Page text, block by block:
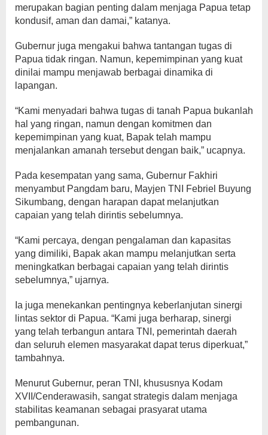
merupakan bagian penting dalam menjaga Papua tetap
kondusif, aman dan damai,” katanya.
Gubernur juga mengakui bahwa tantangan tugas di
Papua tidak ringan. Namun, kepemimpinan yang kuat
dinilai mampu menjawab berbagai dinamika di
lapangan.
“Kami menyadari bahwa tugas di tanah Papua bukanlah
hal yang ringan, namun dengan komitmen dan
kepemimpinan yang kuat, Bapak telah mampu
menjalankan amanah tersebut dengan baik,” ucapnya.
Pada kesempatan yang sama, Gubernur Fakhiri
menyambut Pangdam baru, Mayjen TNI Febriel Buyung
Sikumbang, dengan harapan dapat melanjutkan
capaian yang telah dirintis sebelumnya.
“Kami percaya, dengan pengalaman dan kapasitas
yang dimiliki, Bapak akan mampu melanjutkan serta
meningkatkan berbagai capaian yang telah dirintis
sebelumnya,” ujarnya.
Ia juga menekankan pentingnya keberlanjutan sinergi
lintas sektor di Papua. “Kami juga berharap, sinergi
yang telah terbangun antara TNI, pemerintah daerah
dan seluruh elemen masyarakat dapat terus diperkuat,”
tambahnya.
Menurut Gubernur, peran TNI, khususnya Kodam
XVII/Cenderawasih, sangat strategis dalam menjaga
stabilitas keamanan sebagai prasyarat utama
pembangunan.